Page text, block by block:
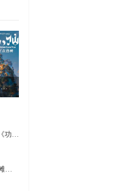
从《长安三万里》到《八仙！》 国产动画为何爆款迭出？
从25年前的《少林足球》到正在热映的《功夫女足》 周星驰：心中这团火永不熄灭
2026上半年票房173.56亿元 多部新片抢滩暑期档